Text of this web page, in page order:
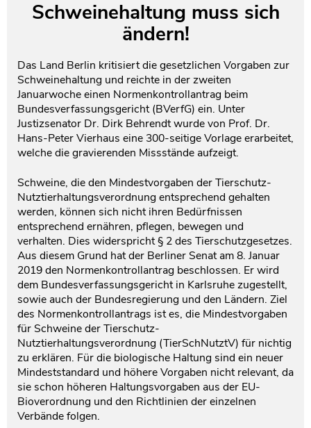
Schweinehaltung muss sich
ändern!
Das Land Berlin kritisiert die gesetzlichen Vorgaben zur
Schweinehaltung und reichte in der zweiten
Januarwoche einen Normenkontrollantrag beim
Bundesverfassungsgericht (BVerfG) ein. Unter
Justizsenator Dr. Dirk Behrendt wurde von Prof. Dr.
Hans-Peter Vierhaus eine 300-seitige Vorlage erarbeitet,
welche die gravierenden Missstände aufzeigt.
Schweine, die den Mindestvorgaben der Tierschutz-
Nutztierhaltungsverordnung entsprechend gehalten
werden, können sich nicht ihren Bedürfnissen
entsprechend ernähren, pflegen, bewegen und
verhalten. Dies widerspricht § 2 des Tierschutzgesetzes.
Aus diesem Grund hat der Berliner Senat am 8. Januar
2019 den Normenkontrollantrag beschlossen. Er wird
dem Bundesverfassungsgericht in Karlsruhe zugestellt,
sowie auch der Bundesregierung und den Ländern. Ziel
des Normenkontrollantrags ist es, die Mindestvorgaben
für Schweine der Tierschutz-
Nutztierhaltungsverordnung (TierSchNutztV) für nichtig
zu erklären. Für die biologische Haltung sind ein neuer
Mindeststandard und höhere Vorgaben nicht relevant, da
sie schon höheren Haltungsvorgaben aus der EU-
Bioverordnung und den Richtlinien der einzelnen
Verbände folgen.
Netzwerk- und Kooperationspartner